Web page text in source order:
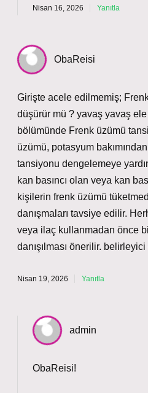
Nisan 16, 2026 Yanıtla
ObaReisi
Girişte acele edilmemiş;
düşürür mü ? yavaş yavaş ele
bölümünde Frenk üzümü
üzümü, potasyum
tansiyonu dengelemeye
kan basıncı olan veya kan
kişilerin frenk üzümü
danışmaları tavsiye edilir.
veya ilaç kullanmadan önce
danışılması önerilir.
Nisan 19, 2026 Yanıtla
admin
ObaReisi!